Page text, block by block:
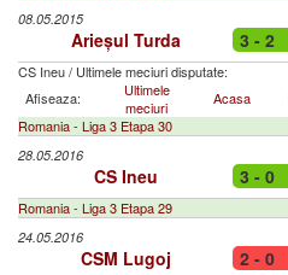
08.05.2015
Arieșul Turda 3 - 2
CS Ineu/ Ultimele meciuri disputate:
Afiseaza:
Ultimele
meciuri
Acasa
Romania - Liga 3 Etapa 30
28.05.2016
CS Ineu 3 - 0
Romania - Liga 3 Etapa 29
24.05.2016
CSM Lugoj 2 - 0